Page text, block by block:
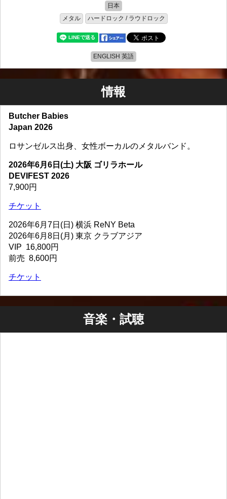
日本
メタル
ハードロック / ラウドロック
ENGLISH 英語
情報
Butcher Babies
Japan 2026
ロサンゼルス出身、女性ボーカルのメタルバンド。
2026年6月6日(土) 大阪 ゴリラホール
DEVIFEST 2026
7,900円
チケット
2026年6月7日(日) 横浜 ReNY Beta
2026年6月8日(月) 東京 クラブアジア
VIP 16,800円
前売 8,600円
チケット
音楽・試聴